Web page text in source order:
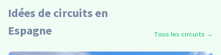
Idées de circuits en
Espagne
Tous les circuits →